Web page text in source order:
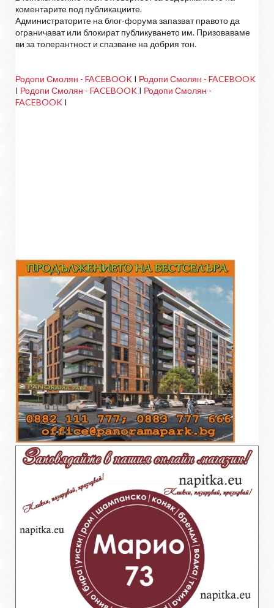
коментарите под публикациите.
Администраторите на блог-форума запазват правото да
ограничават или блокират публикуването им. Призоваваме
ви за толерантност и спазване на добрия тон.
Родопи Смолян - FACEBOOK I Родопи Смолян - FACEBOOK
I Родопи Смолян - FACEBOOK I Родопи Смолян -
FACEBOOK I